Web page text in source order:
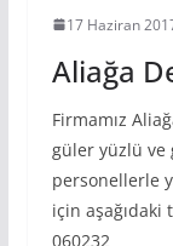
17 Haziran
Aliağa
Firmamız
güler yüzlü ve
personellerle
için aşağıdaki
060232